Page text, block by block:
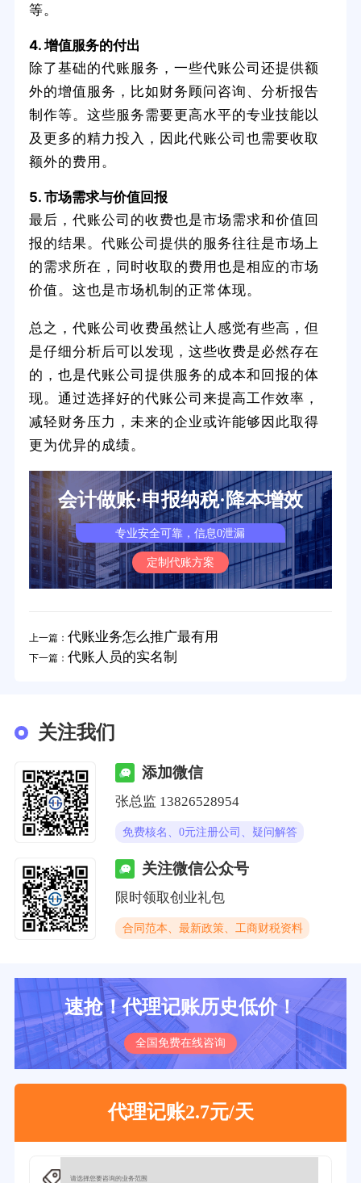
等。
4. 增值服务的付出
除了基础的代账服务，一些代账公司还提供额
外的增值服务，比如财务顾问咨询、分析报告
制作等。这些服务需要更高水平的专业技能以
及更多的精力投入，因此代账公司也需要收取
额外的费用。
5. 市场需求与价值回报
最后，代账公司的收费也是市场需求和价值回
报的结果。代账公司提供的服务往往是市场上
的需求所在，同时收取的费用也是相应的市场
价值。这也是市场机制的正常体现。
总之，代账公司收费虽然让人感觉有些高，但
是仔细分析后可以发现，这些收费是必然存在
的，也是代账公司提供服务的成本和回报的体
现。通过选择好的代账公司来提高工作效率，
减轻财务压力，未来的企业或许能够因此取得
更为优异的成绩。
会计做账·申报纳税·降本增效
专业安全可靠，信息0泄漏
定制代账方案
上一篇： 代账业务怎么推广最有用
下一篇： 代账人员的实名制
关注我们
添加微信
张总监 13826528954
免费核名、0元注册公司、疑问解答
关注微信公众号
限时领取创业礼包
合同范本、最新政策、工商财税资料
速抢！代理记账历史低价！
全国免费在线咨询
代理记账2.7元/天